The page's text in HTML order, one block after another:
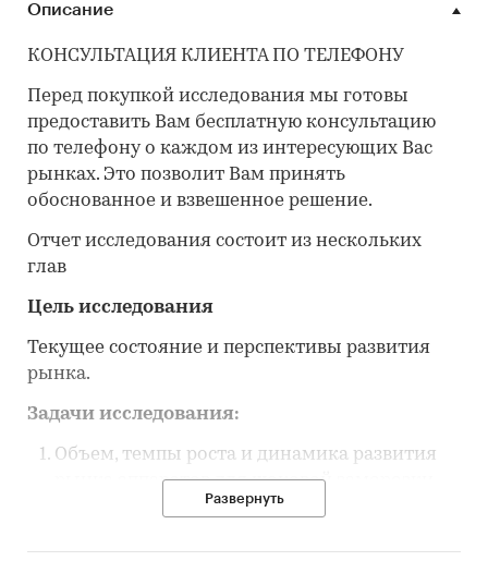
Описание
КОНСУЛЬТАЦИЯ КЛИЕНТА ПО ТЕЛЕФОНУ
Перед покупкой исследования мы готовы
предоставить Вам бесплатную консультацию
по телефону о каждом из интересующих Вас
рынках. Это позволит Вам принять
обоснованное и взвешенное решение.
Отчет исследования состоит из нескольких
глав
Цель исследования
Текущее состояние и перспективы развития
рынка.
Задачи исследования:
Объем, темпы роста и динамика развития
рынка аппаратов для шоковой заморозки
плазмы в России.Развернуть